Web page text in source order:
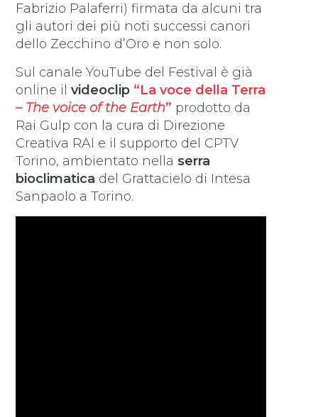
Fabrizio Palaferri) firmata da alcuni tra
gli autori dei più noti successi canori
dello Zecchino d’Oro e non solo.
Sul canale YouTube del Festival è già
online ilvideoclip “La voce della Terra
– The voice of the Earth” prodotto da
Rai Gulp con la cura di Direzione
Creativa RAI e il supporto del CPTV
Torino, ambientato nella serra
bioclimatica del Grattacielo di Intesa
Sanpaolo a Torino.